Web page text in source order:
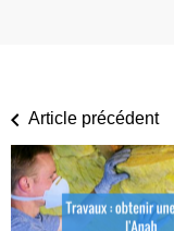
Article précédent